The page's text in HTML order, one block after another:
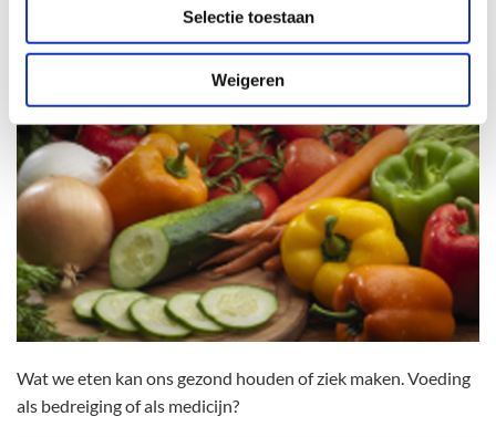
Selectie toestaan
Weigeren
Wat we eten kan ons gezond houden of ziek maken. Voeding
als bedreiging of als medicijn?